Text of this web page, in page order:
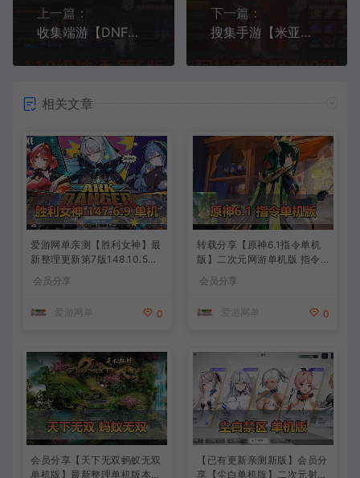
上一篇：
收集端游【DNF】110级单机版神话6.0智能AI机器人完善主线副本巴卡尔
下一篇：
搜集手游【米亚阿拉德】模拟器手游GM后台100级虚拟机一键端
相关文章
爱游网单亲测【胜利女神】最
新整理更新第7版148.10.5NI
活动148版本官服GM可无限
频安装教学
会员分享
爱游网单 0
转载分享【原神6.1指令单机
版】二次元网游单机版 指令
背包 抽卡 商店 MOD 未亲测
会员分享
爱游网单 0
会员分享【天下无双蚂蚁无双
单机版】最新整理单机版本
【已有更新亲测新版】会员分
享【尘白单机版】二次元射击